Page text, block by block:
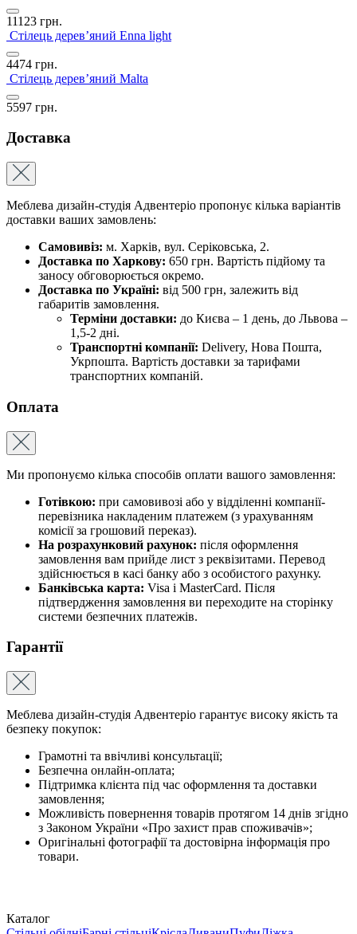
11123 грн.
Стілець дерев’яний Enna light
4474 грн.
Стілець дерев’яний Malta
5597 грн.
Доставка
Меблева дизайн-студія Адвентеріо пропонує кілька варіантів
доставки ваших замовлень:
Самовивіз: м. Харків, вул. Серіковська, 2.
Доставка по Харкову: 650 грн. Вартість підйому та
заносу обговорюється окремо.
Доставка по Україні: від 500 грн, залежить від
габаритів замовлення.
Терміни доставки: до Києва – 1 день, до Львова –
1,5-2 дні.
Транспортні компанії: Delivery, Нова Пошта,
Укрпошта. Вартість доставки за тарифами
транспортних компаній.
Оплата
Ми пропонуємо кілька способів оплати вашого замовлення:
Готівкою: при самовивозі або у відділенні компанії-
перевізника накладеним платежем (з урахуванням
комісії за грошовий переказ).
На розрахунковий рахунок: після оформлення
замовлення вам прийде лист з реквізитами. Перевод
здійснюється в касі банку або з особистого рахунку.
Банківська карта: Visa і MasterCard. Після
підтвердження замовлення ви переходите на сторінку
системи безпечних платежів.
Гарантії
Меблева дизайн-студія Адвентеріо гарантує високу якість та
безпеку покупок:
Грамотні та ввічливі консультації;
Безпечна онлайн-оплата;
Підтримка клієнта під час оформлення та доставки
замовлення;
Можливість повернення товарів протягом 14 днів згідно
з Законом України «Про захист прав споживачів»;
Оригінальні фотографії та достовірна інформація про
товари.
Каталог